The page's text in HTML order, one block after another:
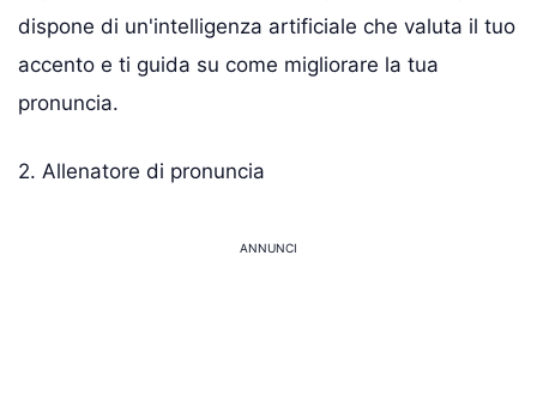
dispone di un'intelligenza artificiale che valuta il tuo
accento e ti guida su come migliorare la tua
pronuncia.
2. Allenatore di pronuncia
ANNUNCI